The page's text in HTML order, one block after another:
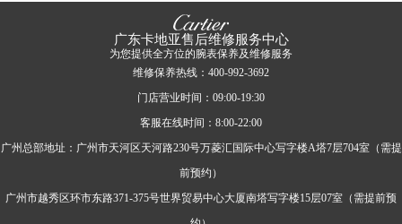
广东卡地亚售后维修服务中心
为您提供全方位的腕表保养及维修服务
维修保养热线：400-992-3692
门店营业时间：09:00-19:30
客服在线时间：8:00-22:00
广州总部地址：广州市天河区天河路230号万菱汇国际中心写字楼A塔7层704室（需提
前预约）
广州市越秀区环市东路371-375号世界贸易中心大厦南塔写字楼15层07室（需提前预